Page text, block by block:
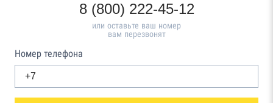
8 (800) 222-45-12
или оставьте ваш номер
вам перезвонят
Номер телефона